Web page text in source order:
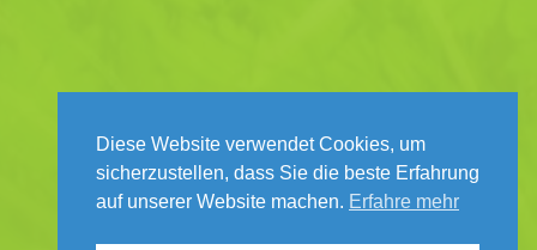
Diese Website verwendet Cookies, um
sicherzustellen, dass Sie die beste Erfahrung
auf unserer Website machen. Erfahre mehr